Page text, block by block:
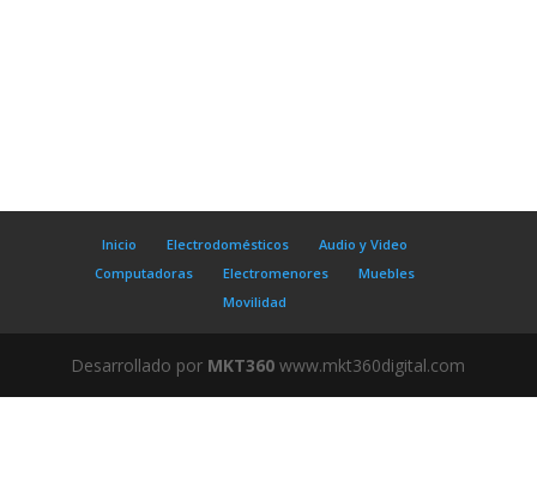
Inicio Electrodomésticos
Audio y Video
Computadoras
Electromenores
Muebles
Movilidad
Desarrollado por MKT360 www.mkt360digital.com